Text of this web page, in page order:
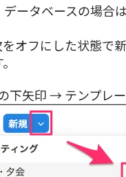
ータベースの場合
オフにした状態で
下矢印 → テンプレ